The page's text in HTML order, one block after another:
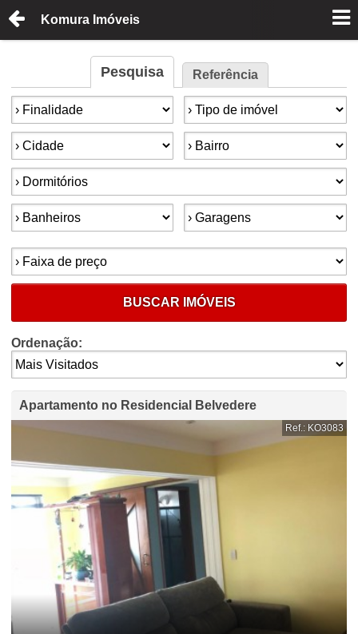
Komura Imóveis
Pesquisa Referência
Finalidade: Tipo de imóvel:
Cidade: Bairro:
Dormitórios:
Banheiros: Garagens:
Faixa de preço:
BUSCAR IMÓVEIS
Ordenação:
Apartamento no Residencial Belvedere
Ref.: KO3083